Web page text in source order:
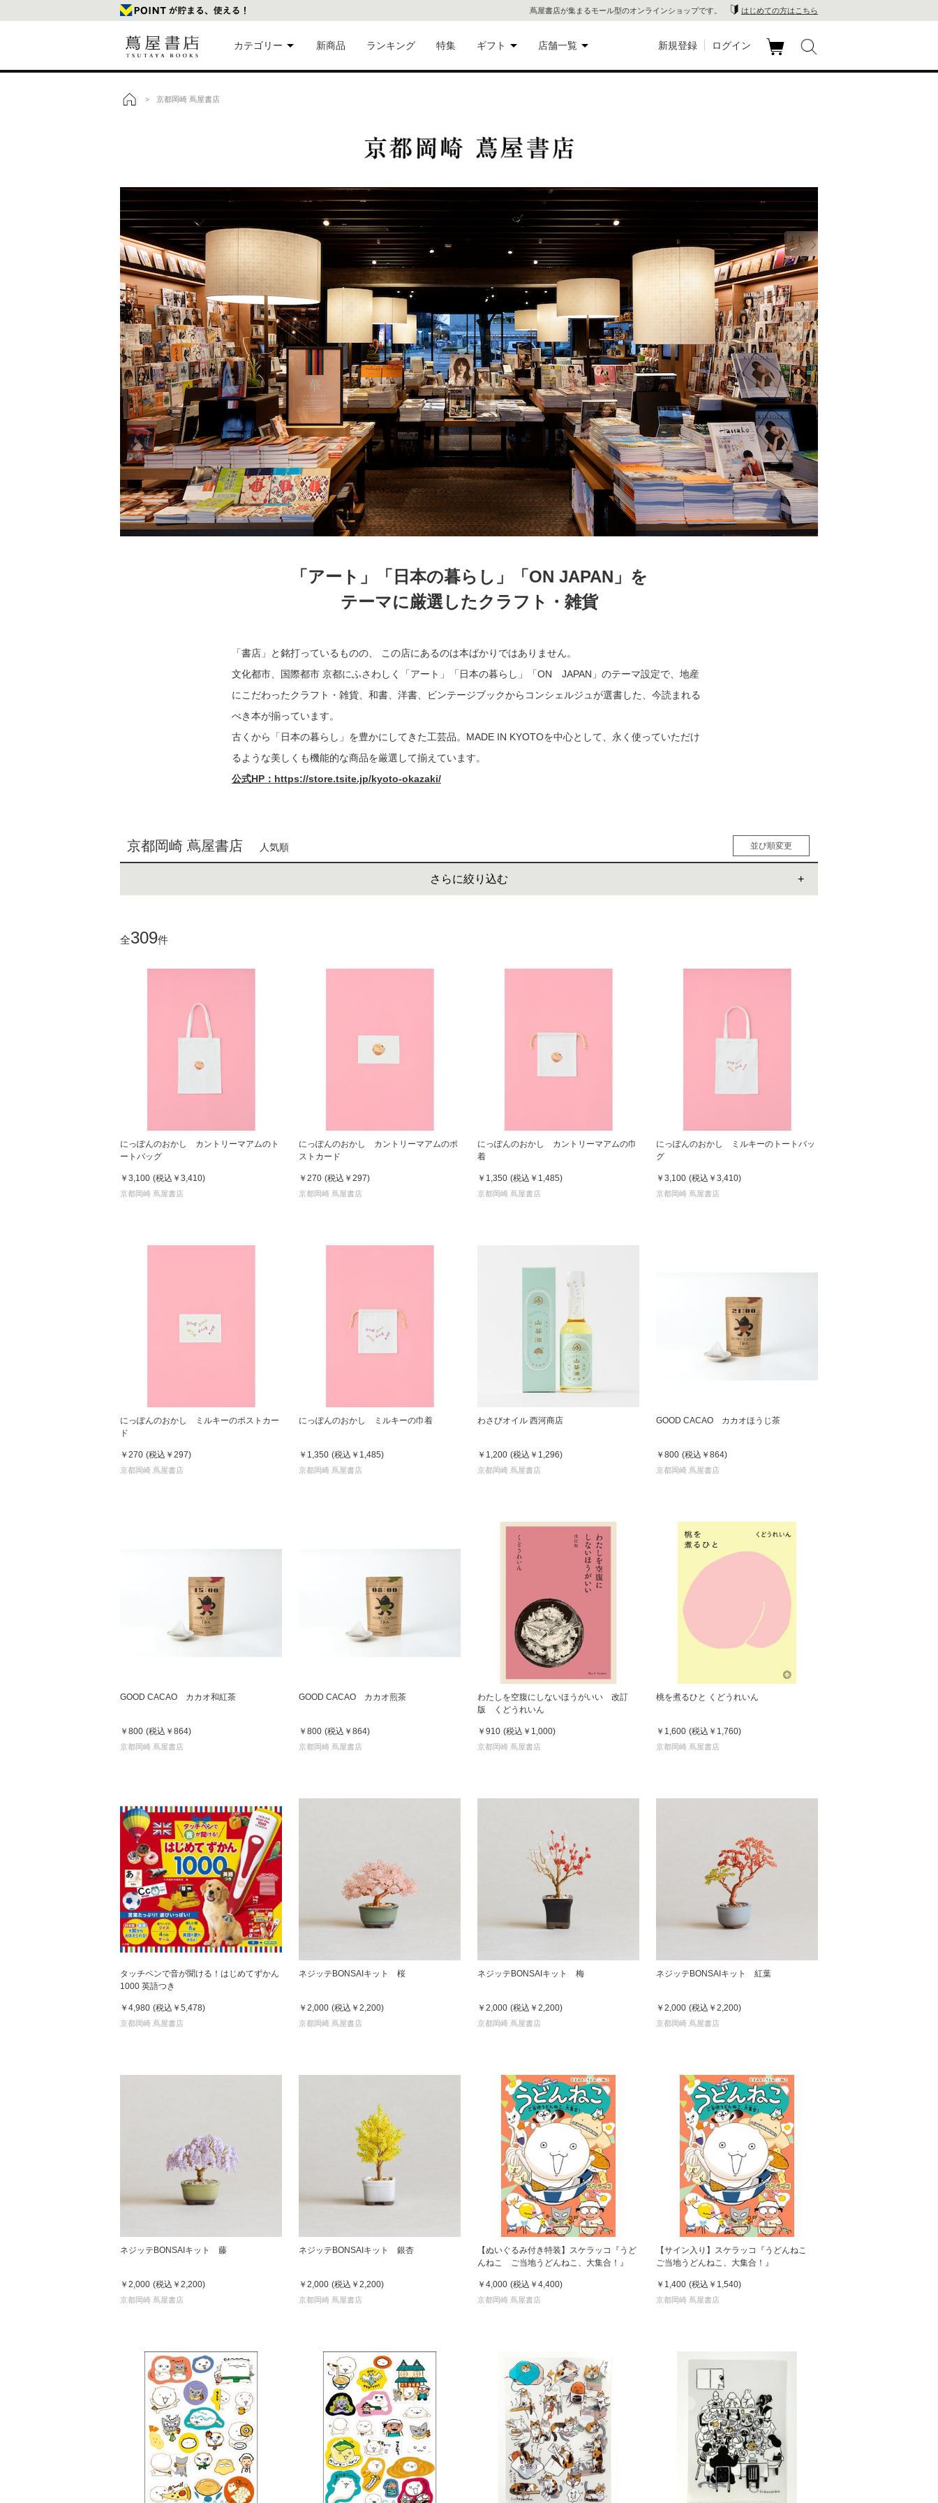
蔦屋書店が集まるモール型のオンラインショップです。 はじめての方はこちら
カテゴリー
楽
雑貨
家電
食品
eギフト
新商品 ランキング 特集 ギフト
eギフト
店舗一覧
六本木 蔦
屋書店
京都 蔦屋
書店
京都岡崎
蔦屋書店
梅田 蔦屋
書店
書店
六本松 蔦
屋書店
新規登録 ログイン
> 京都岡崎 蔦屋書店
「アート」「日本の暮らし」「ON JAPAN」を
テーマに厳選したクラフト・雑貨
「書店」と銘打っているものの、 この店にあるのは本ばかりではありません。
文化都市、国際都市 京都にふさわしく「アート」「日本の暮らし」「ON JAPAN」のテーマ設定で、地産
にこだわったクラフト・雑貨、和書、洋書、ビンテージブックからコンシェルジュが選書した、今読まれる
べき本が揃っています。
古くから「日本の暮らし」を豊かにしてきた工芸品。MADE IN KYOTOを中心として、永く使っていただけ
るような美しくも機能的な商品を厳選して揃えています。
公式HP：https://store.tsite.jp/kyoto-okazaki/
京都岡崎 蔦屋書店 人気順
さらに絞り込む
全309件
並び順変更
人気順
女性人気順
にっぽんのおかし カントリーマアムのト
ートバッグ
￥3,100 (税込 ￥3,410)
京都岡崎 蔦屋書店
にっぽんのおかし カントリーマアムのポ
ストカード
￥270 (税込 ￥297)
京都岡崎 蔦屋書店
にっぽんのおかし カントリーマアムの巾
着
￥1,350 (税込 ￥1,485)
京都岡崎 蔦屋書店
にっぽんのおかし ミルキーのトートバッ
グ
￥3,100 (税込 ￥3,410)
京都岡崎 蔦屋書店
にっぽんのおかし ミルキーのポストカー
ド
￥270 (税込 ￥297)
京都岡崎 蔦屋書店
にっぽんのおかし ミルキーの巾着
￥1,350 (税込 ￥1,485)
京都岡崎 蔦屋書店
わさびオイル 西河商店
￥1,200 (税込 ￥1,296)
京都岡崎 蔦屋書店
GOOD CACAO カカオほうじ茶
￥800 (税込 ￥864)
京都岡崎 蔦屋書店
GOOD CACAO カカオ和紅茶
￥800 (税込 ￥864)
京都岡崎 蔦屋書店
GOOD CACAO カカオ煎茶
￥800 (税込 ￥864)
京都岡崎 蔦屋書店
わたしを空腹にしないほうがいい 改訂
版 くどうれいん
￥910 (税込 ￥1,000)
京都岡崎 蔦屋書店
桃を煮るひと くどうれいん
￥1,600 (税込 ￥1,760)
京都岡崎 蔦屋書店
タッチペンで音が聞ける！はじめてずかん
1000 英語つき
￥4,980 (税込 ￥5,478)
京都岡崎 蔦屋書店
ネジッテBONSAIキット 桜
￥2,000 (税込 ￥2,200)
京都岡崎 蔦屋書店
ネジッテBONSAIキット 梅
￥2,000 (税込 ￥2,200)
京都岡崎 蔦屋書店
ネジッテBONSAIキット 紅葉
￥2,000 (税込 ￥2,200)
京都岡崎 蔦屋書店
ネジッテBONSAIキット 藤
￥2,000 (税込 ￥2,200)
京都岡崎 蔦屋書店
ネジッテBONSAIキット 銀杏
￥2,000 (税込 ￥2,200)
京都岡崎 蔦屋書店
【ぬいぐるみ付き特装】スケラッコ『うど
んねこ ご当地うどんねこ、大集合！』
￥4,000 (税込 ￥4,400)
京都岡崎 蔦屋書店
【サイン入り】スケラッコ『うどんねこ
ご当地うどんねこ、大集合！』
￥1,400 (税込 ￥1,540)
京都岡崎 蔦屋書店